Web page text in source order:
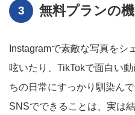
無料プランの
Instagramで素敵な写真をシ
呟いたり、TikTokで面白い
ちの日常にすっかり馴染ん
SNSでできることは、実は結